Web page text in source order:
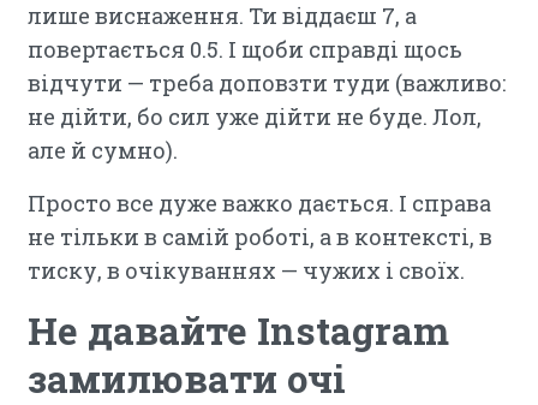
лише виснаження. Ти віддаєш 7, а
повертається 0.5. І щоби справді щось
відчути — треба доповзти туди (важливо:
не дійти, бо сил уже дійти не буде. Лол,
але й сумно).
Просто все дуже важко дається. І справа
не тільки в самій роботі, а в контексті, в
тиску, в очікуваннях — чужих і своїх.
Не давайте Instagram
замилювати очі